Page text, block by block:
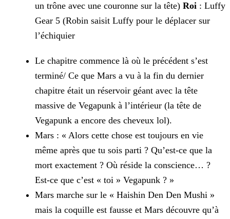
un trône avec une couronne sur la tête) Roi : Luffy
Gear 5 (Robin saisit Luffy pour le déplacer sur
l’échiquier
Le chapitre commence là où le précédent s’est
terminé/ Ce que Mars a vu à la fin du dernier
chapitre était un réservoir géant avec la tête
massive de Vegapunk à l’intérieur (la tête de
Vegapunk a encore des cheveux lol).
Mars : « Alors cette chose est toujours en vie
même après que tu sois parti ? Qu’est-ce que la
mort exactement ? Où réside la conscience… ?
Est-ce que c’est « toi » Vegapunk ? »
Mars marche sur le « Haishin Den Den Mushi »
mais la coquille est fausse et Mars découvre qu’à